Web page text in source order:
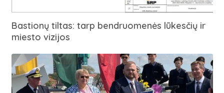
Bastionų tiltas: tarp bendruomenės lūkesčių ir
miesto vizijos